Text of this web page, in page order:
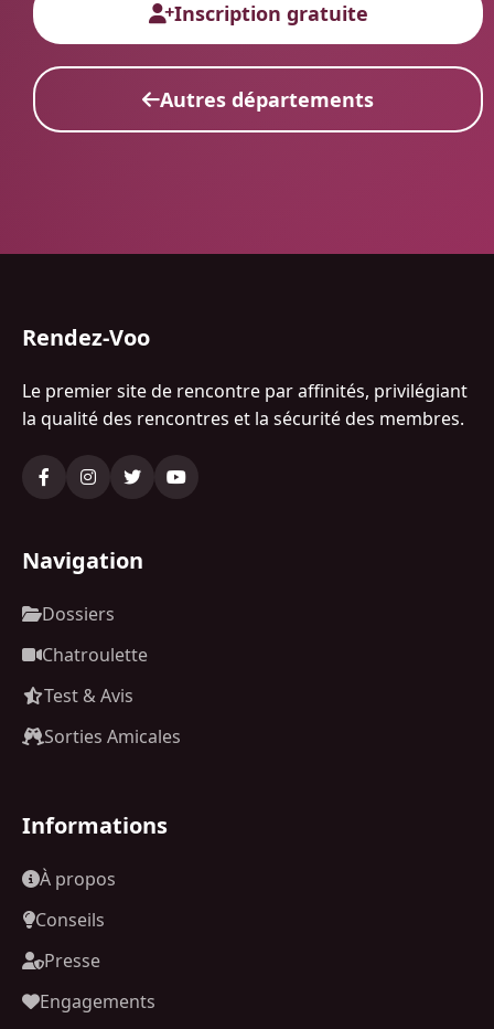
Inscription gratuite
Autres départements
Rendez-Voo
Le premier site de rencontre par affinités, privilégiant
la qualité des rencontres et la sécurité des membres.
Navigation
Dossiers
Chatroulette
Test & Avis
Sorties Amicales
Informations
À propos
Conseils
Presse
Engagements